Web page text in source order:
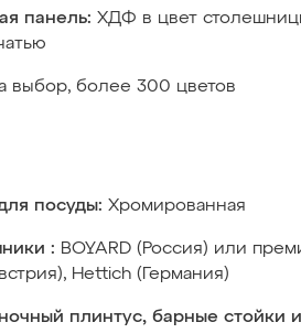
панель: ХДФ в цвет
выбор, более 300 цветов
посуды: Хромированная
: BOYARD (Россия) или
Hettich (Германия)
плинтус, барные стойки